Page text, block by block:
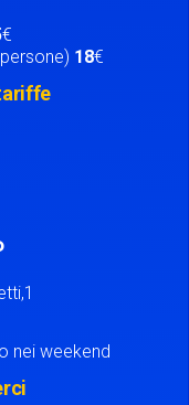
€
18€
nei weekend